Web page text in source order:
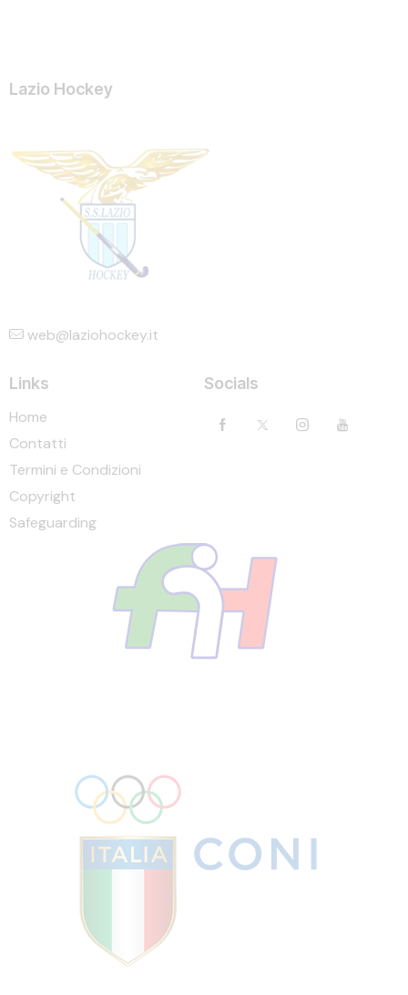
Lazio Hockey
web@laziohockey.it
Links
Home
Contatti
Termini e Condizioni
Copyright
Safeguarding
Socials